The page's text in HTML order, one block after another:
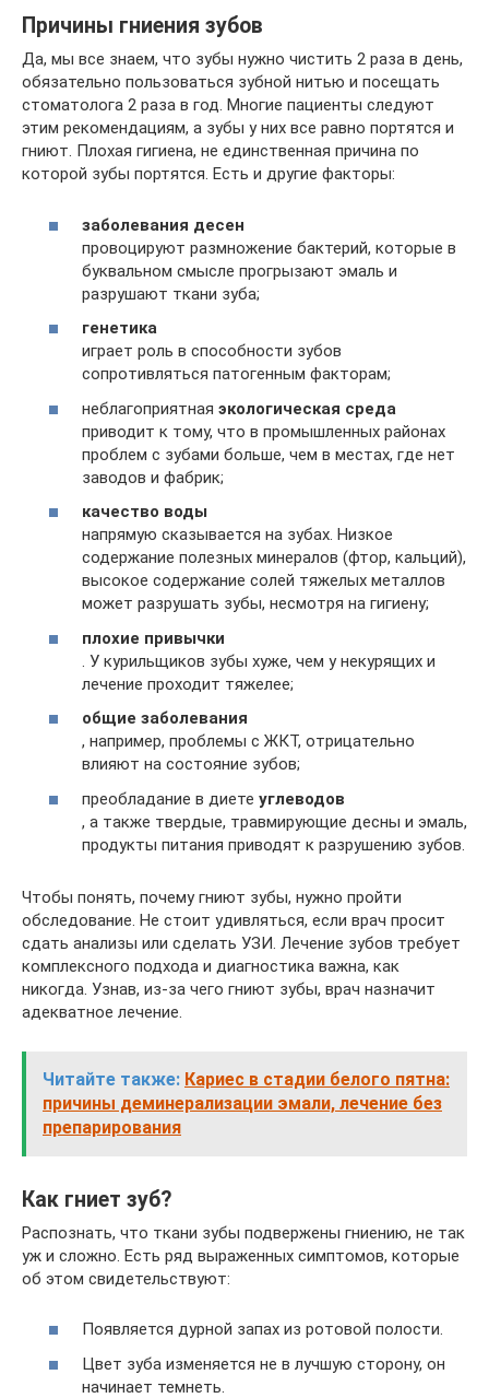
Причины гниения зубов
Да, мы все знаем, что зубы нужно чистить 2 раза в день,
обязательно пользоваться зубной нитью и посещать
стоматолога 2 раза в год. Многие пациенты следуют
этим рекомендациям, а зубы у них все равно портятся и
гниют. Плохая гигиена, не единственная причина по
которой зубы портятся. Есть и другие факторы:
заболевания десен
провоцируют размножение бактерий, которые в
буквальном смысле прогрызают эмаль и
разрушают ткани зуба;
генетика
играет роль в способности зубов
сопротивляться патогенным факторам;
неблагоприятная экологическая среда
приводит к тому, что в промышленных районах
проблем с зубами больше, чем в местах, где нет
заводов и фабрик;
качество воды
напрямую сказывается на зубах. Низкое
содержание полезных минералов (фтор, кальций),
высокое содержание солей тяжелых металлов
может разрушать зубы, несмотря на гигиену;
плохие привычки
. У курильщиков зубы хуже, чем у некурящих и
лечение проходит тяжелее;
общие заболевания
, например, проблемы с ЖКТ, отрицательно
влияют на состояние зубов;
преобладание в диете углеводов
, а также твердые, травмирующие десны и эмаль,
продукты питания приводят к разрушению зубов.
Чтобы понять, почему гниют зубы, нужно пройти
обследование. Не стоит удивляться, если врач просит
сдать анализы или сделать УЗИ. Лечение зубов требует
комплексного подхода и диагностика важна, как
никогда. Узнав, из-за чего гниют зубы, врач назначит
адекватное лечение.
Читайте также: Кариес в стадии белого пятна:
причины деминерализации эмали, лечение без
препарирования
Как гниет зуб?
Распознать, что ткани зубы подвержены гниению, не так
уж и сложно. Есть ряд выраженных симптомов, которые
об этом свидетельствуют:
Появляется дурной запах из ротовой полости.
Цвет зуба изменяется не в лучшую сторону, он
начинает темнеть.